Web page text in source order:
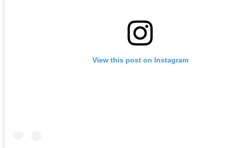
View this post on Instagram